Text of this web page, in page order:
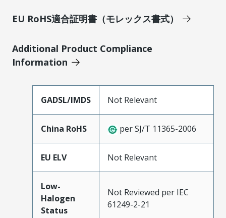
EU RoHS適合証明書（モレックス書式）
Additional Product Compliance
Information
GADSL/IMDS Not Relevant
China RoHS per SJ/T 11365-2006
EU ELV Not Relevant
Low-
Halogen
Status
Not Reviewed per IEC
61249-2-21